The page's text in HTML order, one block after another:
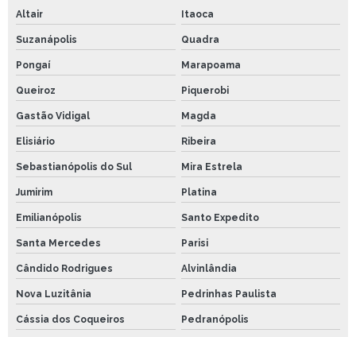
Altair Itaoca
Suzanápolis Quadra
Pongaí Marapoama
Queiroz Piquerobi
Gastão Vidigal Magda
Elisiário Ribeira
Sebastianópolis do Sul Mira Estrela
Jumirim Platina
Emilianópolis Santo Expedito
Santa Mercedes Parisi
Cândido Rodrigues Alvinlândia
Nova Luzitânia Pedrinhas Paulista
Cássia dos Coqueiros Pedranópolis